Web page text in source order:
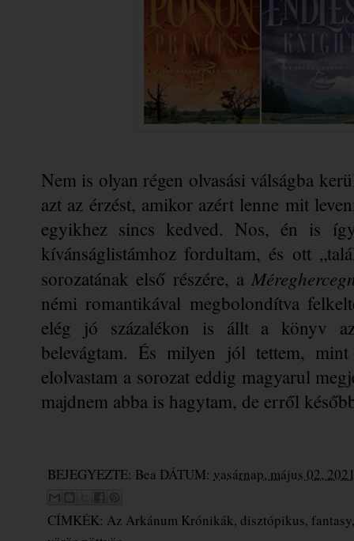
Nem is olyan régen olvasási válságba
azt az érzést, amikor azért lenne mit
egyikhez sincs kedved. Nos, én is
kívánságlistámhoz fordultam, és ott
sorozatának első részére, a
némi romantikával megbolondítva
elég jó százalékon is állt a könyv
belevágtam. És milyen jól tettem,
elolvastam a sorozat eddig magyarul
majdnem abba is hagytam, de erről
BEJEGYEZTE: Bea DÁTUM: vasárnap, május 02,
CÍMKÉK: Az Arkánum Krónikák, disztópikus, fantasy